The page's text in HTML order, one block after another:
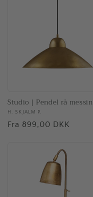
Studio | Pendel rå
Forhandler:
H. SKJALM P.
Normalpris
Fra 899,00 DKK